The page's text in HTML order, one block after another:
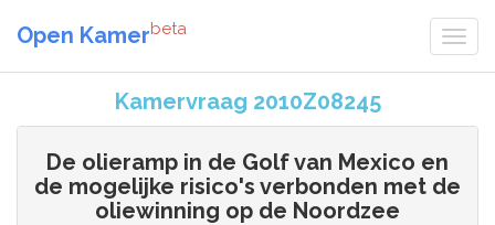
Open Kamerbeta
Kamervraag 2010Z08245
De olieramp in de Golf van Mexico en
de mogelijke risico's verbonden met de
oliewinning op de Noordzee